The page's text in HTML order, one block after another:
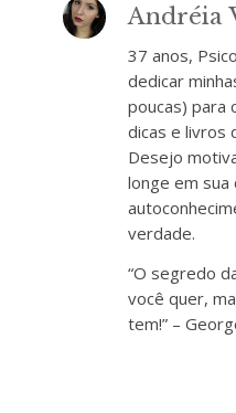
Andréia
37 anos,
dedicar
poucas) para
dicas e livros
Desejo
longe em sua
verdade.
“O segredo
você quer,
tem!” –